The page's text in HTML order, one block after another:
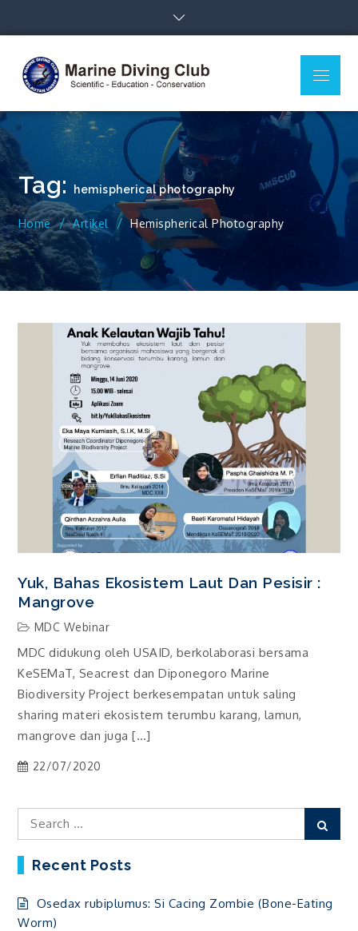
MDC Ilmu
Kelautan
Undip
Menu
Tag: hemispherical photography
Home Artikel Hemispherical Photography
Yuk, Bahas Ekosistem Laut Dan Pesisir :
Mangrove
MDC Webinar
MDC didukung oleh USAID, berkolaborasi bersama
KeSEMaT, Seacrest dan Diponegoro Marine
Biodiversity Project berkesempatan untuk saling
sharing materi ekosistem terumbu karang, lamun,
mangrove dan juga […]
22/07/2020
Search
for:
Recent Posts
Osedax rubiplumus: Si Cacing Zombie (Bone-Eating
Worm)